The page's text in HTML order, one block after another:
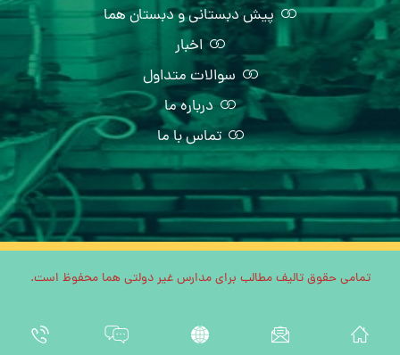
پیش دبستانی و دبستان هما
اخبار
سوالات متداول
درباره ما
تماس با ما
تمامی حقوق تالیف مطالب برای مدارس غیر دولتی هما محفوظ است.